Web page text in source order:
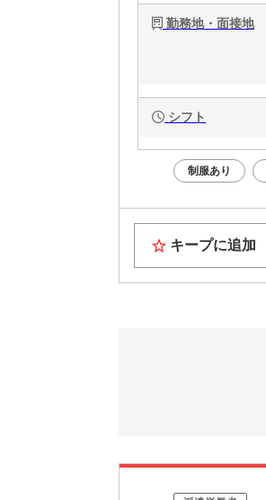
勤務地・面接地
シフト
制服あり
キープに追加